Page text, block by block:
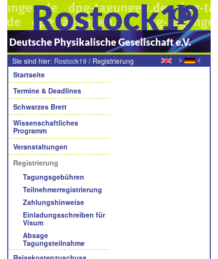
Rostock19
Deutsche Physikalische Gesellschaft e.V.
> <
Sie sind hier: Rostock19 / Registrierung
Navigation
Startseite
Termine & Deadlines
Schwarzes Brett
Wissenschaftliches
Programm
Veranstaltungen
Registrierung
Tagungsgebühren
Teilnehmerregistrierung
Zahlungshinweise
Einladungsschreiben für
Visum
Absage
Tagungsteilnahme